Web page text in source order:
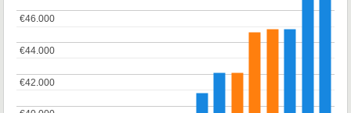
€42.000
€42.000
€44.000
€44.000
€46.000
€46.000